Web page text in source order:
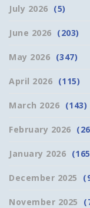
July 2026 (5)
June 2026 (203)
May 2026 (347)
April 2026 (115)
March 2026 (143)
February 2026
January 2026
December 2025
November 2025